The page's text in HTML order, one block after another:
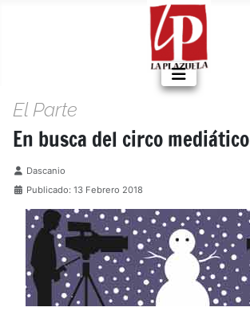
El Parte
En busca del circo mediático
Detalles
Dascanio
Publicado: 13 Febrero 2018